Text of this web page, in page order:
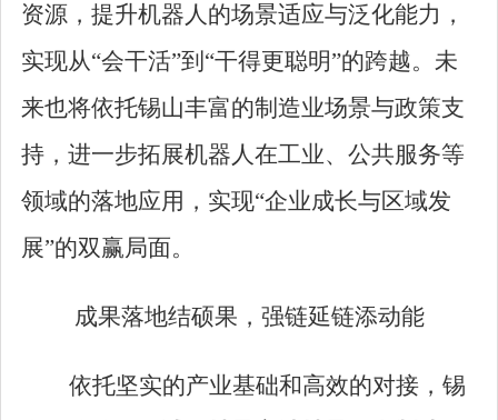
资源，提升机器人的场景适应与泛化能力，
实现从“会干活”到 “干得更聪明”的跨越。未
来也将依托锡山丰富的制造业场景与政策支
持，进一步拓展机器人在工业、公共服务等
领域的落地应用，实现“企业成长与区域发
展”的双赢局面。
成果落地结硕果，强链延链添动能
依托坚实的产业基础和高效的对接，锡